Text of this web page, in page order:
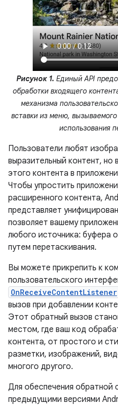
Рисунок 1. Единый API
обработки входящего
механизма
вставки из меню,
использования
Пользователи любят
выразительный контент, но
этого контента в
Чтобы упростить
расширенного контента,
представляет
позволяет вашему
любого источника: буфера
путем перетаскивания.
Вы можете прикрепить к
пользовательского
OnReceiveContentListener
вызов при добавлении
Этот обратный вызов
местом, где ваш код
контента, от простого и
разметки, изображений,
многого другого.
Для обеспечения обратной
предыдущими версиями